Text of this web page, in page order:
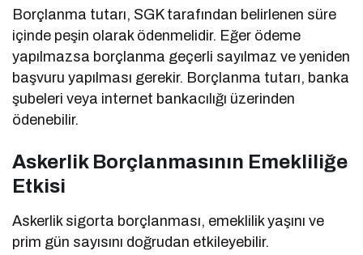
Borçlanma tutarı, SGK tarafından belirlenen süre
içinde peşin olarak ödenmelidir. Eğer ödeme
yapılmazsa borçlanma geçerli sayılmaz ve yeniden
başvuru yapılması gerekir. Borçlanma tutarı, banka
şubeleri veya internet bankacılığı üzerinden
ödenebilir.
Askerlik Borçlanmasının Emekliliğe
Etkisi
Askerlik sigorta borçlanması, emeklilik yaşını ve
prim gün sayısını doğrudan etkileyebilir.